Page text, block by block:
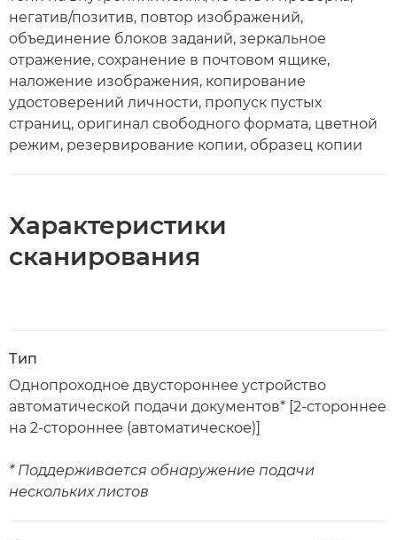
негатив/позитив, повтор изображений,
объединение блоков заданий, зеркальное
отражение, сохранение в почтовом ящике,
наложение изображения, копирование
удостоверений личности, пропуск пустых
страниц, оригинал свободного формата, цветной
режим, резервирование копии, образец копии
Характеристики
сканирования
Тип
Однопроходное двустороннее устройство
автоматической подачи документов* [2-стороннее
на 2-стороннее (автоматическое)]
* Поддерживается обнаружение подачи
нескольких листов